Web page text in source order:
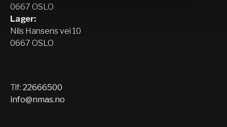
0667 OSLO
Lager:
Nils Hansens vei 10
0667 OSLO
Tlf: 22666500
info@nmas.no